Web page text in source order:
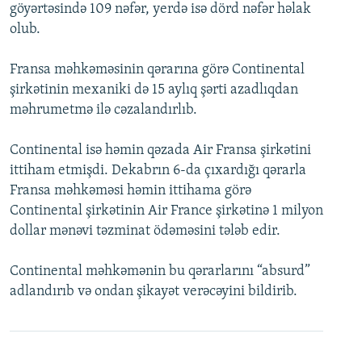
XƏBƏR BÜLLETENLƏRIMIZ
göyərtəsində 109 nəfər, yerdə isə dörd nəfər həlak
olub.
Fransa məhkəməsinin qərarına görə Continental
şirkətinin mexaniki də 15 aylıq şərti azadlıqdan
məhrumetmə ilə cəzalandırlıb.
Continental isə həmin qəzada Air Fransa şirkətini
ittiham etmişdi. Dekabrın 6-da çıxardığı qərarla
Fransa məhkəməsi həmin ittihama görə
Continental şirkətinin Air France şirkətinə 1 milyon
dollar mənəvi təzminat ödəməsini tələb edir.
Continental məhkəmənin bu qərarlarını “absurd”
adlandırıb və ondan şikayət verəcəyini bildirib.